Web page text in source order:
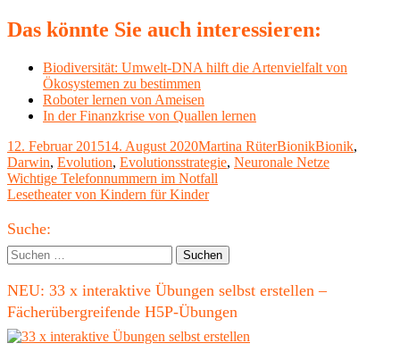
Das könnte Sie auch interessieren:
Biodiversität: Umwelt-DNA hilft die Artenvielfalt von
Ökosystemen zu bestimmen
Roboter lernen von Ameisen
In der Finanzkrise von Quallen lernen
Veröffentlicht
am
12. Februar 201514. August 2020Autor
Martina RüterKategorien
BionikSchlagwörter
Bionik,
Darwin, Evolution, Evolutionsstrategie, Neuronale Netze
Beitragsnavigation
Vorheriger
Beitrag:
Wichtige Telefonnummern im Notfall
Nächster
Lesetheater von Kindern für Kinder
Haupt-
Seitenleiste
Suche:
Suchen
nach:
NEU: 33 x interaktive Übungen selbst erstellen –
Fächerübergreifende H5P-Übungen